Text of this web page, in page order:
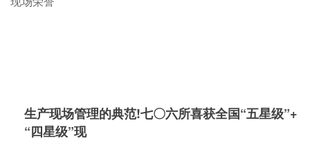
生产现场管理的典范!七〇六所喜获全国“五星级”+
“四星级”现